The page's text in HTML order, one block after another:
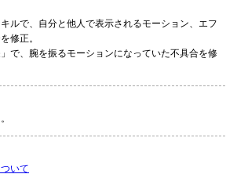
ルで、自分と他人で表示されるモーション、エフ
修正。
で、腕を振るモーションになっていた不具合を修
いて